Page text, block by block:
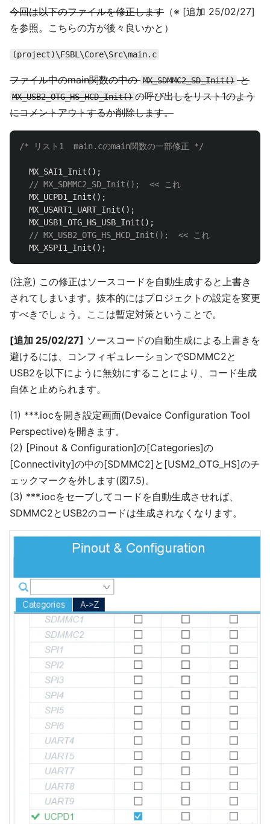
今回は以下のファイルを修正します （※ [追加 25/02/27]
を参照。こちらの方が後々良いかと）
(project)\FSBL\Core\Src\main.c
ファイル中のmain関数の中の MX_SDMMC2_SD_Init() と
MX_USB2_OTG_HS_HCD_Init() の呼び出しをリスト1のよう
にコメントアウトするか削除します。
/* リスト1  main.cのmain関数の一部修正 */
MX_SAI1_Init ();
// MX_SDMMC2_SD_Init();  << これ
MX_UCPD1_Init ();
MX_USART1_UART_Init ();
MX_USB1_OTG_HS_USB_Init ();
// MX_USB2_OTG_HS_HCD_Init();  << これ
MX_XSPI1_Init ();
(注意) この修正はソースコードを自動生成すると上書き
されてしまいます。抜本的にはプロジェクトの設定を変更
すべきでしょう。ここは暫定対策ということで。
[追加 25/02/27] ソースコードの自動生成による上書きを
避けるには、コンフィギュレーションでSDMMC2と
USB2を以下にように無効にすることにより、コード生成
自体と止められます。
(1) ***.iocを開き設定画面(Devaice Configuration Tool
Perspective)を開きます。
(2) [Pinout & Configuration]の[Categories]の
[Connectivity]の中の[SDMMC2]と[USM2_OTG_HS]のチ
ェックマークを外します(図7.5)。
(3) ***.iocをセーブしてコードを自動生成させれば、
SDMMC2とUSB2のコードは生成されなくなります。